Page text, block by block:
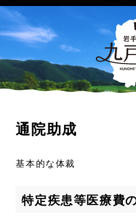
通院助成
基本的な体裁
特定疾患等医療費